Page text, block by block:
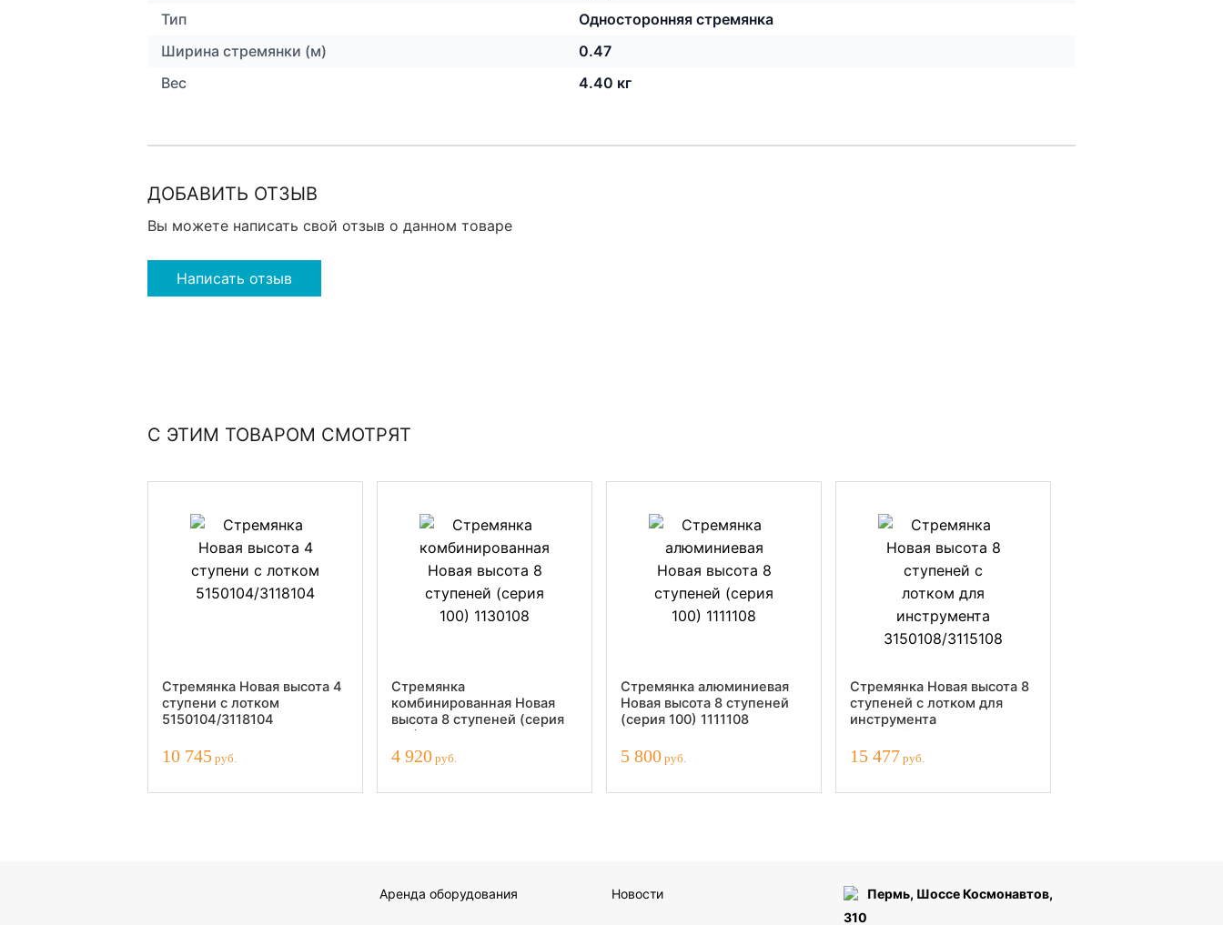
Тип
Односторонняя стремянка
Ширина стремянки (м)
0.47
Вес
4.40 кг
ДОБАВИТЬ ОТЗЫВ
Вы можете написать свой отзыв о данном товаре
Написать отзыв
С ЭТИМ ТОВАРОМ СМОТРЯТ
Стремянка Новая высота 4
ступени с лотком
5150104/3118104
10 745 руб.
Стремянка
комбинированная Новая
высота 8 ступеней (серия
100) 1130108
4 920 руб.
Стремянка алюминиевая
Новая высота 8 ступеней
(серия 100) 1111108
5 800 руб.
Стремянка Новая высота 8
ступеней с лотком для
инструмента
15 477 руб.
Аренда оборудования Новости
Пермь, Шоссе Космонавтов,
310